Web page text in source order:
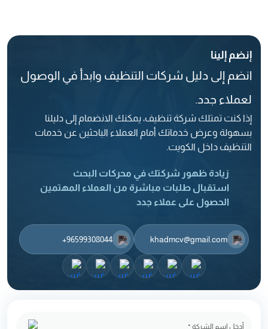
إنضم إلينا
انضم إلى دليل شركات التنظيف وابدأ في الوصول
لعملاء جدد.
إذا كنت تمتلك شركة تنظيف، يمكنك الانضمام إلى دليلنا
بسهولة وعرض خدماتك أمام العملاء الباحثين عن خدمات
التنظيف داخل الكويت.
زيادة ظهور شركتك في محركات البحث
استقبال طلبات مباشرة من العملاء المهتمين
الحصول على عملاء جدد
khadmcv@gmail.com
‎+96599308044